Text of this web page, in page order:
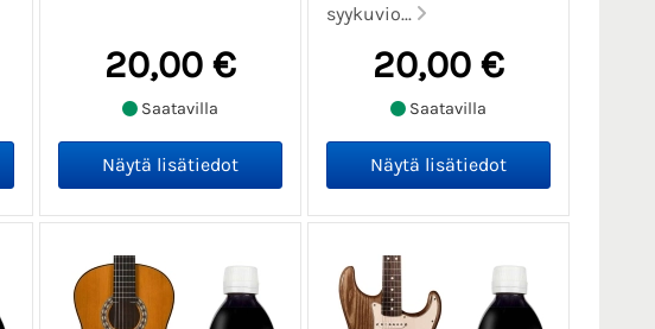
20,00 €
Saatavilla
syykuvio...
20,00 €
Saatavilla